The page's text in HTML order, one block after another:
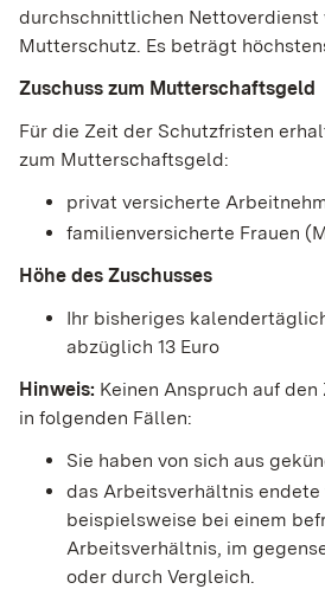
durchschnittlichen Nettoverdienst
Mutterschutz. Es beträgt
Zuschuss zum Mutterschaftsgeld
Für die Zeit der Schutzfristen
zum Mutterschaftsgeld:
privat versicherte
familienversicherte Frauen
Höhe des Zuschusses
Ihr bisheriges
abzüglich 13 Euro
Hinweis: Keinen Anspruch auf den
in folgenden Fällen:
Sie haben von sich aus
das Arbeitsverhältnis
beispielsweise bei einem
Arbeitsverhältnis, im
oder durch Vergleich.